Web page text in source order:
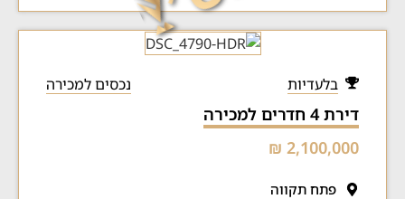
בלעדיות נכסים למכירה
דירת 4 חדרים למכירה
2,100,000 ₪
פתח תקווה